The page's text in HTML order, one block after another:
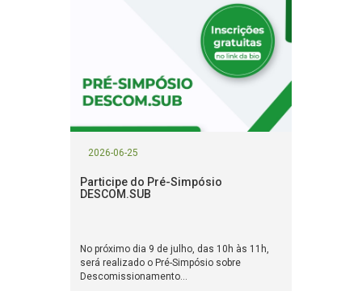
2026-06-25
Participe do Pré-Simpósio
DESCOM.SUB
No próximo dia 9 de julho, das 10h às 11h,
será realizado o Pré-Simpósio sobre
Descomissionamento...